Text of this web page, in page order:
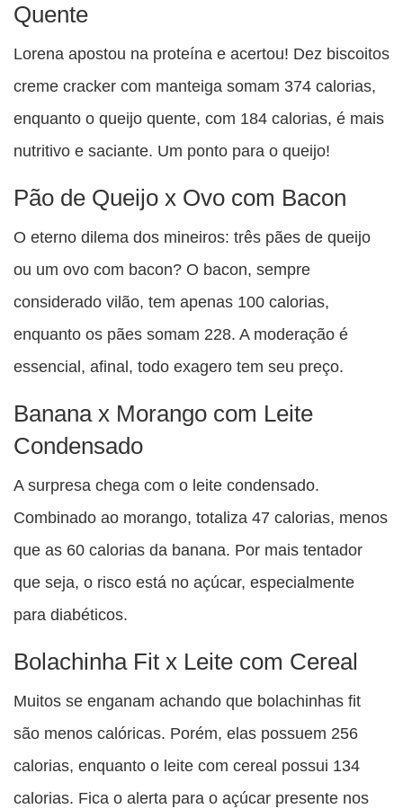
Quente
Lorena apostou na proteína e acertou! Dez biscoitos
creme cracker com manteiga somam 374 calorias,
enquanto o queijo quente, com 184 calorias, é mais
nutritivo e saciante. Um ponto para o queijo!
Pão de Queijo x Ovo com Bacon
O eterno dilema dos mineiros: três pães de queijo
ou um ovo com bacon? O bacon, sempre
considerado vilão, tem apenas 100 calorias,
enquanto os pães somam 228. A moderação é
essencial, afinal, todo exagero tem seu preço.
Banana x Morango com Leite
Condensado
A surpresa chega com o leite condensado.
Combinado ao morango, totaliza 47 calorias, menos
que as 60 calorias da banana. Por mais tentador
que seja, o risco está no açúcar, especialmente
para diabéticos.
Bolachinha Fit x Leite com Cereal
Muitos se enganam achando que bolachinhas fit
são menos calóricas. Porém, elas possuem 256
calorias, enquanto o leite com cereal possui 134
calorias. Fica o alerta para o açúcar presente nos